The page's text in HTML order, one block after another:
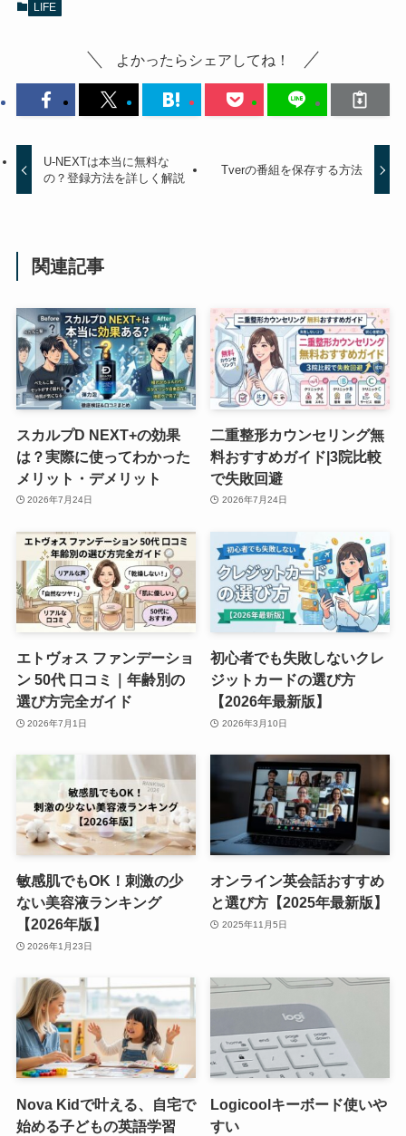
LIFE
よかったらシェアしてね！
U-NEXTは本当に無料な
の？登録方法を詳しく解説
Tverの番組を保存する方法
関連記事
スカルプD NEXT+の効果
は？実際に使ってわかった
メリット・デメリット
2026年7月24日
二重整形カウンセリング無
料おすすめガイド|3院比較
で失敗回避
2026年7月24日
エトヴォス ファンデーショ
ン 50代 口コミ｜年齢別の
選び方完全ガイド
2026年7月1日
初心者でも失敗しないクレ
ジットカードの選び方
【2026年最新版】
2026年3月10日
敏感肌でもOK！刺激の少
ない美容液ランキング
【2026年版】
2026年1月23日
オンライン英会話おすすめ
と選び方【2025年最新版】
2025年11月5日
Nova Kidで叶える、自宅で
始める子どもの英語学習
Logicoolキーボード使いや
すい